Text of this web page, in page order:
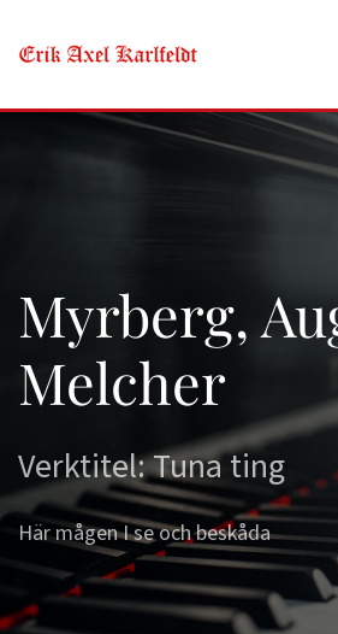
Skip to main content
Myrberg,
Melcher
Verktitel: Tuna ting
Här mågen I se och beskåda